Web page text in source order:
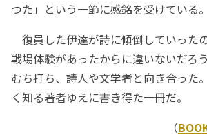
つた」という一節に感銘を受けている。
復員した伊達が詩に傾倒していった
戦場体験があったからに違いないだろ
むち打ち、詩人や文学者と向き合った
く知る著者ゆえに書き得た一冊だ。
（